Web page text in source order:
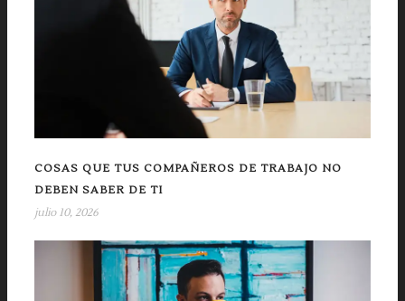
COSAS QUE TUS COMPAÑEROS DE TRABAJO NO
DEBEN SABER DE TI
julio 10, 2026